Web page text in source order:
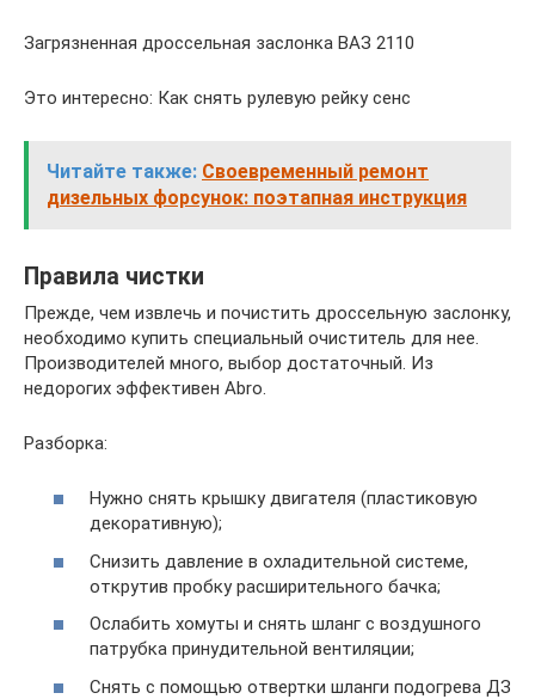
Загрязненная дроссельная заслонка ВАЗ 2110
Это интересно: Как снять рулевую рейку сенс
Читайте также: Своевременный ремонт
дизельных форсунок: поэтапная инструкция
Правила чистки
Прежде, чем извлечь и почистить дроссельную заслонку,
необходимо купить специальный очиститель для нее.
Производителей много, выбор достаточный. Из
недорогих эффективен Abro.
Разборка:
Нужно снять крышку двигателя (пластиковую
декоративную);
Снизить давление в охладительной системе,
открутив пробку расширительного бачка;
Ослабить хомуты и снять шланг с воздушного
патрубка принудительной вентиляции;
Снять с помощью отвертки шланги подогрева ДЗ